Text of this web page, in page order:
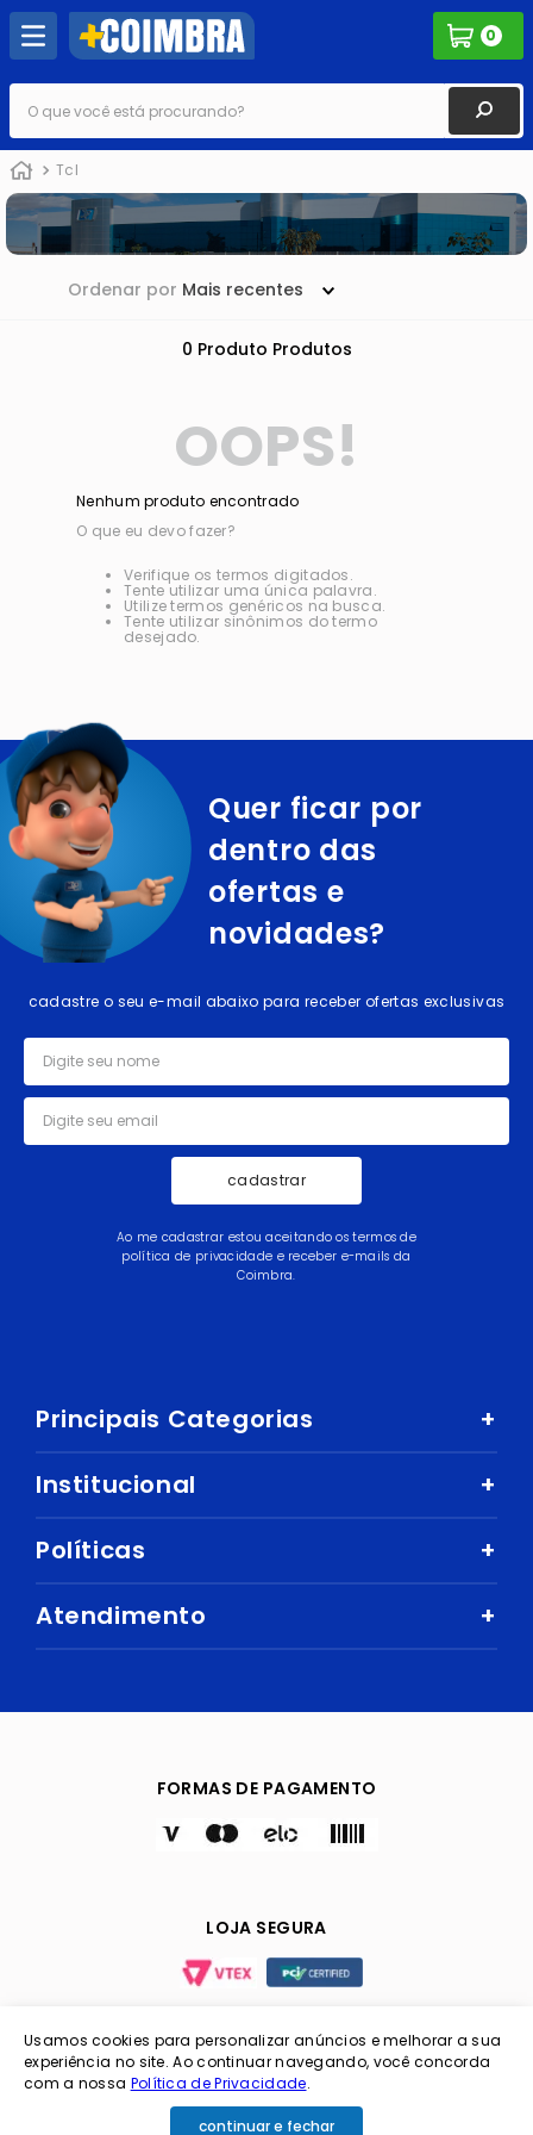
0
O que você está procurando?
Tcl
Ordenar por Mais recentes
0 Produto
OOPS!
Nenhum produto encontrado
O que eu devo fazer?
Verifique os termos digitados.
Tente utilizar uma única palavra.
Utilize termos genéricos na busca.
Tente utilizar sinônimos do termo
desejado.
Quer ficar por
dentro das
ofertas e
novidades?
cadastre o seu e-mail abaixo para receber ofertas exclusivas
cadastrar
Ao me cadastrar estou aceitando os termos de
política de privacidade e receber e-mails da
Coimbra.
Principais Categorias +
Celular e Smartphone
Sandálias
Áudio
Esporte e Lazer
Institucional +
Nossa História
Nossas Lojas
Trabalhe Conosco
Políticas +
Como comprar
Política de Privacidade
Atendimento +
Perguntas Frequentes
FORMAS DE PAGAMENTO
LOJA SEGURA
Coimbra Imp. e Exp. LTDA / CNPJ: 06.151.921/0001-31 /
Inscrição Estadual: 00000001262025 / Endereço Av.
Mamoré, nº 415 - Porto Velho/RO
Usamos cookies para personalizar anúncios e melhorar a sua
experiência no site. Ao continuar navegando, você concorda
com a nossa Política de Privacidade.
continuar e fechar